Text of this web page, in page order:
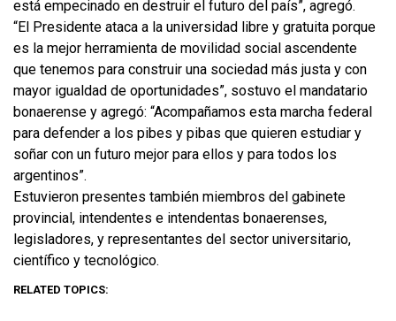
está empecinado en destruir el futuro del país”, agregó.
“El Presidente ataca a la universidad libre y gratuita porque
es la mejor herramienta de movilidad social ascendente
que tenemos para construir una sociedad más justa y con
mayor igualdad de oportunidades”, sostuvo el mandatario
bonaerense y agregó: “Acompañamos esta marcha federal
para defender a los pibes y pibas que quieren estudiar y
soñar con un futuro mejor para ellos y para todos los
argentinos”.
Estuvieron presentes también miembros del gabinete
provincial, intendentes e intendentas bonaerenses,
legisladores, y representantes del sector universitario,
científico y tecnológico.
RELATED TOPICS: